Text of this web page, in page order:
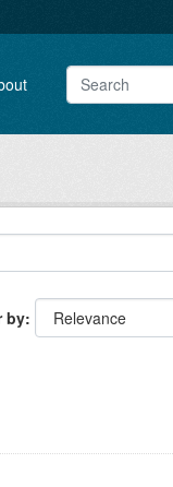
by